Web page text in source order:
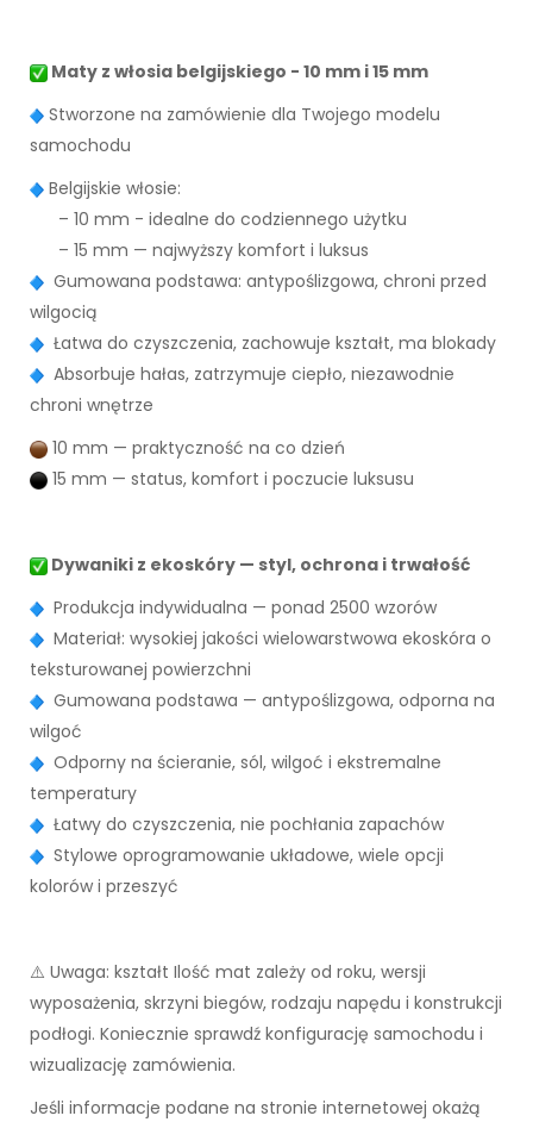
Maty z włosia belgijskiego - 10 mm i 15 mm
Stworzone na zamówienie dla Twojego modelu
samochodu
Belgijskie włosie:
– 10 mm - idealne do codziennego użytku
– 15 mm — najwyższy komfort i luksus
Gumowana podstawa: antypoślizgowa, chroni przed
wilgocią
Łatwa do czyszczenia, zachowuje kształt, ma blokady
Absorbuje hałas, zatrzymuje ciepło, niezawodnie
chroni wnętrze
10 mm — praktyczność na co dzień
15 mm — status, komfort i poczucie luksusu
Dywaniki z ekoskóry — styl, ochrona i trwałość
Produkcja indywidualna — ponad 2500 wzorów
Materiał: wysokiej jakości wielowarstwowa ekoskóra o
teksturowanej powierzchni
Gumowana podstawa — antypoślizgowa, odporna na
wilgoć
Odporny na ścieranie, sól, wilgoć i ekstremalne
temperatury
Łatwy do czyszczenia, nie pochłania zapachów
Stylowe oprogramowanie układowe, wiele opcji
kolorów i przeszyć
⚠️ Uwaga: kształt Ilość mat zależy od roku, wersji
wyposażenia, skrzyni biegów, rodzaju napędu i konstrukcji
podłogi. Koniecznie sprawdź konfigurację samochodu i
wizualizację zamówienia.
Jeśli informacje podane na stronie internetowej okażą